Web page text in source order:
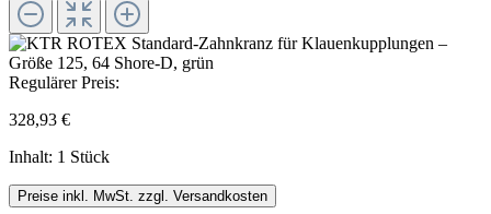
Regulärer Preis:
328,93 €
Inhalt: 1 Stück
Preise inkl. MwSt. zzgl. Versandkosten